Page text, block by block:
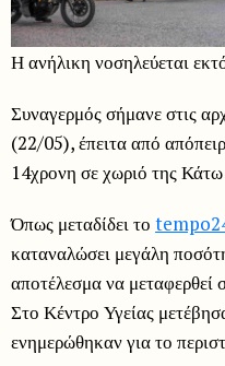
Η ανήλικη νοσηλεύεται
Συναγερμός σήμανε στις
(22/05), έπειτα από
14χρονη σε χωριό της
Όπως μεταδίδει το
καταναλώσει μεγάλη
αποτέλεσμα να
Στο Κέντρο Υγείας
ενημερώθηκαν για το